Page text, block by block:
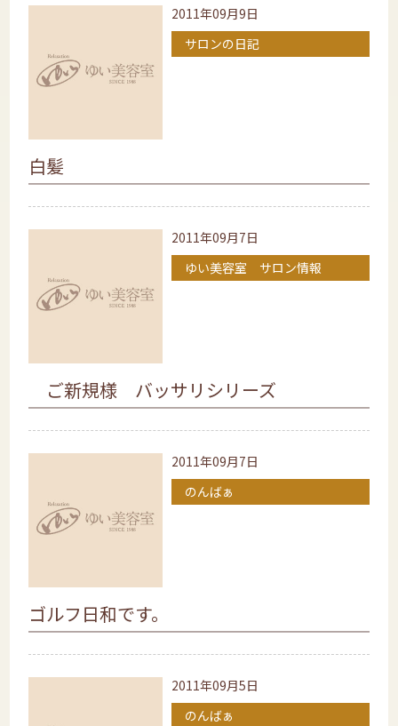
2011年09月9日
サロンの日記
白髪
2011年09月7日
ゆい美容室 サロン情報
ご新規様 バッサリシリーズ
2011年09月7日
のんばぁ
ゴルフ日和です。
2011年09月5日
のんばぁ